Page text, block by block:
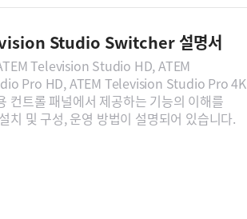
Studio Switcher 설명서
Television Studio HD, ATEM
Pro HD, ATEM Television Studio Pro 4K
컨트롤 패널에서 제공하는 기능의 이해를
치 및 구성, 운영 방법이 설명되어 있습니다.